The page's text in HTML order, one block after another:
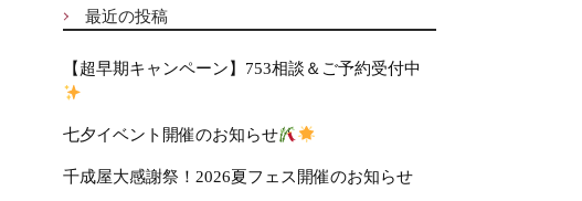
f
o
:
最近の投稿
【超早期キャンペーン】753相談＆ご予約受付中
七夕イベント開催のお知らせ
千成屋大感謝祭！2026夏フェス開催のお知らせ